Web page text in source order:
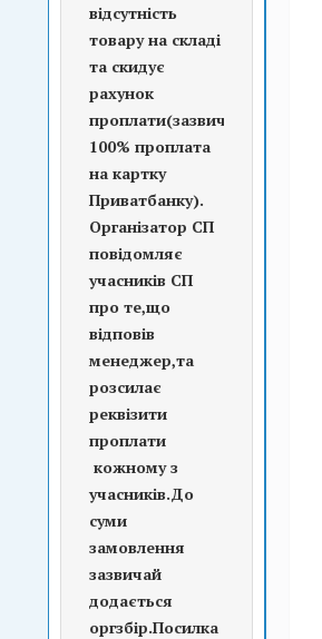
відсутність
товару на складі
та скидує
рахунок
проплати(зазвичай
100% проплата
на картку
Приватбанку).
Організатор СП
повідомляє
учасників СП
про те,що
відповів
менеджер,та
розсилає
реквізити
проплати
кожному з
учасників.До
суми
замовлення
зазвичай
додається
оргзбір.Посилка